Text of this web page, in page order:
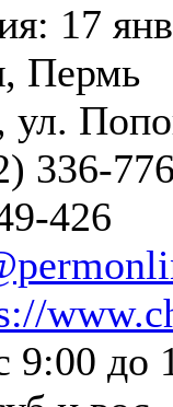
17
Пермь
ул.
336-
426
9:00 до